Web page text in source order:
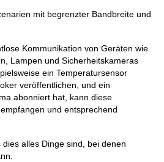
mit begrenzter Bandbreite und
Kommunikation von Geräten wie
Lampen und Sicherheitskameras
ein Temperatursensor
veröffentlichen, und ein
abonniert hat, kann diese
und entsprechend
alles Dinge sind, bei denen